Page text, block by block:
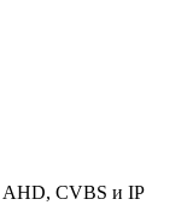
CVBS и IP